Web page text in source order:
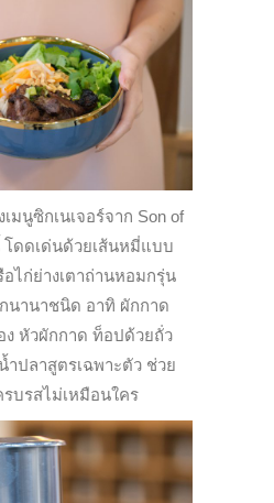
มนูซิกเนเจอร์จาก Son of
โดดเด่นด้วยเส้นหมี่แบบ
ไก่ย่างเตาถ่านหอมกรุ่น
นานาชนิด อาทิ ผักกาด
หัวผักกาด ท็อปด้วยถั่ว
ำปลาสูตรเฉพาะตัว ช่วย
บรสไม่เหมือนใคร